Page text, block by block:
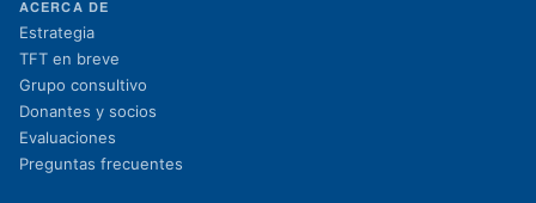
ACERCA DE
Estrategia
TFT en breve
Grupo consultivo
Donantes y socios
Evaluaciones
Preguntas frecuentes